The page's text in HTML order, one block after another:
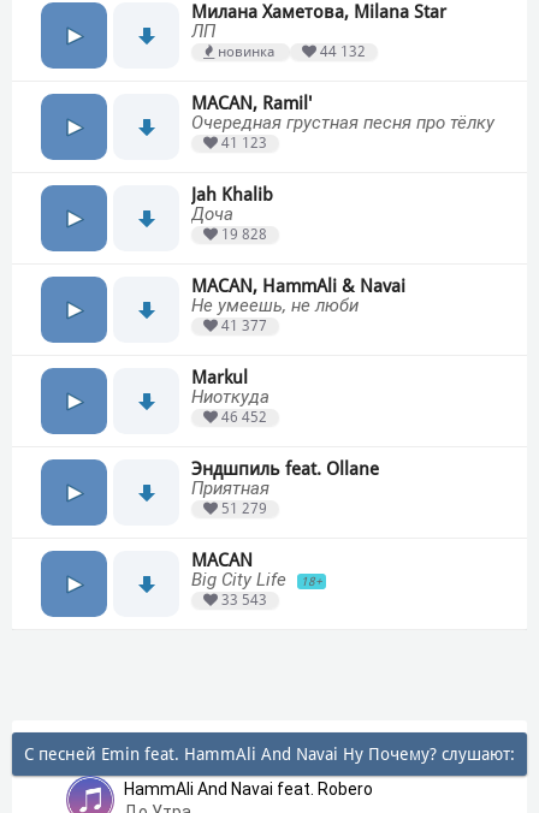
Милана Хаметова, Milana Star
ЛП
новинка 44 132
MACAN, Ramil'
Очередная грустная песня про тёлку
41 123
Jah Khalib
Доча
19 828
MACAN, HammAli & Navai
Не умеешь, не люби
41 377
Markul
Ниоткуда
46 452
Эндшпиль feat. Ollane
Приятная
51 279
MACAN
Big City Life
18+
33 543
С песней Emin feat. HammAli And Navai Ну Почему? слушают:
HammAli And Navai feat. Robero